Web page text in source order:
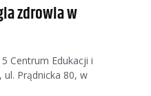
zdrowia w
Centrum Edukacji i
ul. Prądnicka 80, w